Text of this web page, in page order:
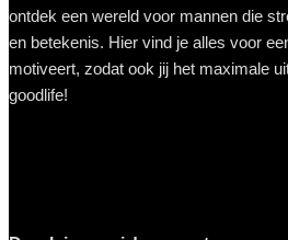
ontdek een wereld voor mannen die
en betekenis. Hier vind je alles voor
motiveert, zodat ook jij het maximale
goodlife!